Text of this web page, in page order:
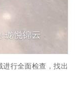
进行全面检查，找出